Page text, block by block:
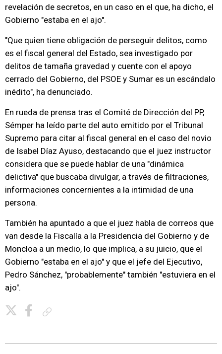
revelación de secretos, en un caso en el que, ha dicho, el
Gobierno "estaba en el ajo".
"Que quien tiene obligación de perseguir delitos, como
es el fiscal general del Estado, sea investigado por
delitos de tamaña gravedad y cuente con el apoyo
cerrado del Gobierno, del PSOE y Sumar es un escándalo
inédito", ha denunciado.
En rueda de prensa tras el Comité de Dirección del PP,
Sémper ha leído parte del auto emitido por el Tribunal
Supremo para citar al fiscal general en el caso del novio
de Isabel Díaz Ayuso, destacando que el juez instructor
considera que se puede hablar de una "dinámica
delictiva" que buscaba divulgar, a través de filtraciones,
informaciones concernientes a la intimidad de una
persona.
También ha apuntado a que el juez habla de correos que
van desde la Fiscalía a la Presidencia del Gobierno y de
Moncloa a un medio, lo que implica, a su juicio, que el
Gobierno "estaba en el ajo" y que el jefe del Ejecutivo,
Pedro Sánchez, "probablemente" también "estuviera en el
ajo".